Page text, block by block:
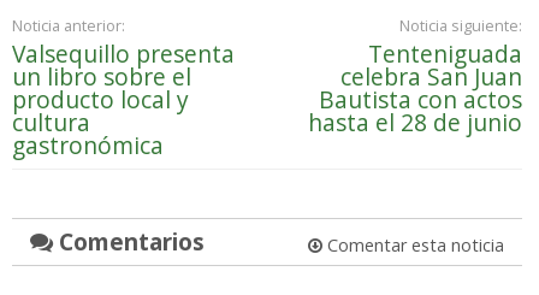
Noticia anterior:
Valsequillo presenta
un libro sobre el
producto local y
cultura
gastronómica
Noticia siguiente:
Tenteniguada
celebra San Juan
Bautista con actos
hasta el 28 de junio
Comentarios Comentar esta noticia